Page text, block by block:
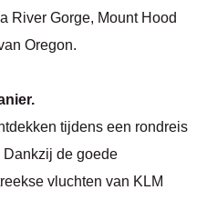
River Gorge, Mount Hood
Oregon.
tijdens een rondreis
Dankzij de goede
vluchten van KLM